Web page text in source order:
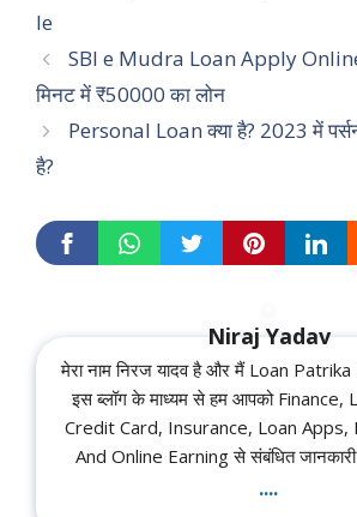
le
SBI e Mudra Loan Apply
मिनट में ₹50000 का लोन
Personal Loan क्या है? 2023 में
है?
Niraj Yadav
मेरा नाम निरज यादव है और मैं Loan
इस ब्लॉग के माध्यम से हम आपको Finance,
Credit Card, Insurance, Loan Apps,
And Online Earning से संबंधित
....